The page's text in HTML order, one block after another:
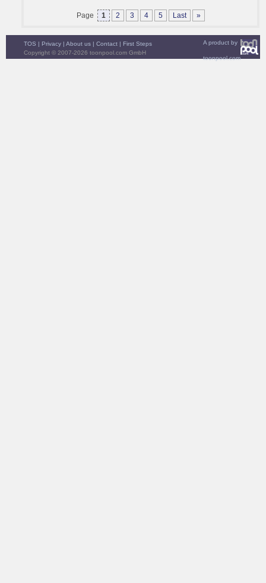
Page 1 2 3 4 5 Last »
A product by
toonpool.com
TOS | Privacy | About us | Contact | First Steps
Copyright © 2007-2026 toonpool.com GmbH